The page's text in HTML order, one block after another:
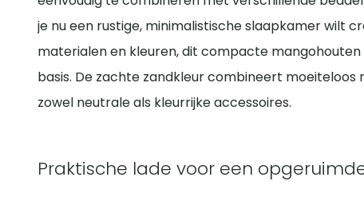
je nu een rustige, minimalistische slaapkamer wilt
materialen en kleuren, dit compacte
basis. De zachte zandkleur combineert
zowel neutrale als kleurrijke accessoires.
Praktische lade voor een